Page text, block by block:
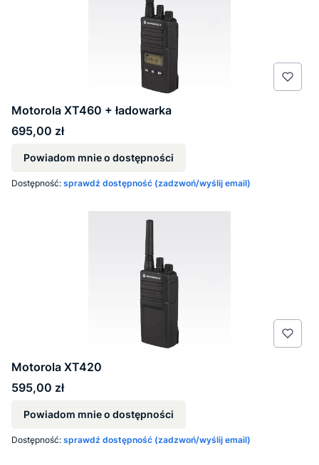
Motorola XT460 + ładowarka
Cena
695,00 zł
Powiadom mnie o dostępności
Dostępność: sprawdź dostępność (zadzwoń/wyślij email)
Motorola XT420
Cena
595,00 zł
Powiadom mnie o dostępności
Dostępność: sprawdź dostępność (zadzwoń/wyślij email)